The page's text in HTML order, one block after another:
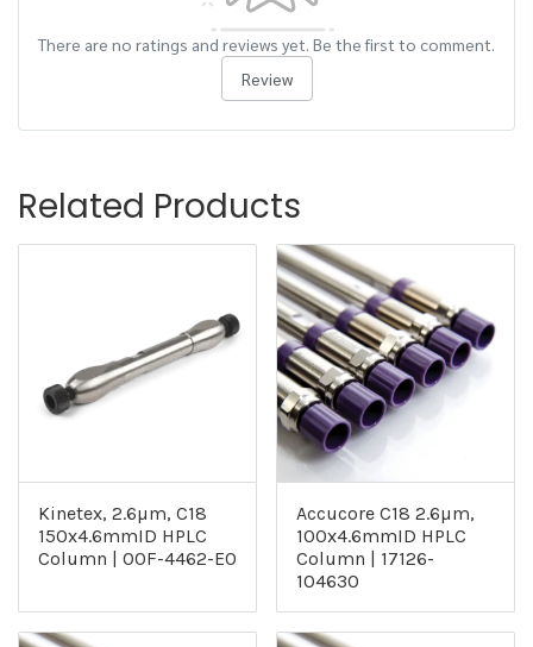
There are no ratings and reviews yet. Be the first to comment.
Review
Related Products
Kinetex, 2.6µm, C18
150x4.6mmID HPLC
Column | 00F-4462-E0
Accucore C18 2.6µm,
100x4.6mmID HPLC
Column | 17126-
104630